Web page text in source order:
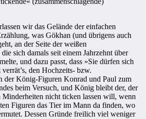
wir das Gelände der einfachen
was Gökhan (und übrigens auch
an der Seite der weißen
sich damals seit einem Jahrzehnt über
und dazu passt, dass »Sie dürfen sich
den Hochzeits- bzw.
der König-Figuren Konrad und Paul zum
beim Versuch, und König bleibt der, der
Minderheiten nicht ticken lassen will, wenn
Figuren das Tier im Mann da finden, wo
Dessen Gründe freilich viel weniger